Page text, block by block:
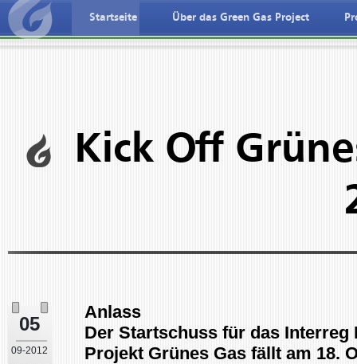
Kick Off
05
09-2012
Anlass
Der Startschuss für das Interreg
Projekt Grünes Gas fällt am 18.
Startseite Über das Green Gas Project
taal
Deutche spreche